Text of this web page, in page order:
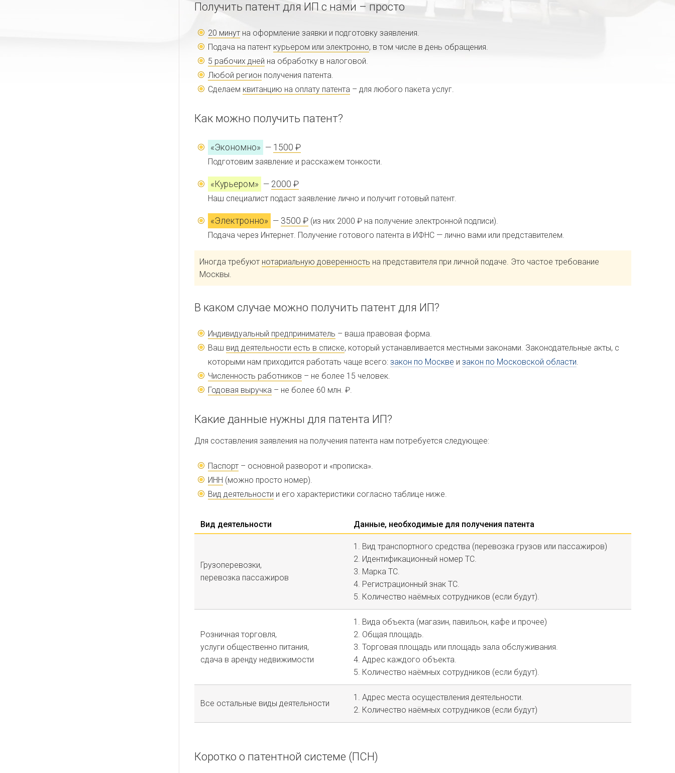
Получить патент для ИП с нами – просто
20 минут на оформление заявки и подготовку заявления.
Подача на патент курьером или электронно, в том числе в день обращения.
5 рабочих дней на обработку в налоговой.
Любой регион получения патента.
Сделаем квитанцию на оплату патента – для любого пакета услуг.
Как можно получить патент?
«Экономно» — 1500 ₽
Подготовим заявление и расскажем тонкости.
«Курьером» — 2000 ₽
Наш специалист подаст заявление лично и получит готовый патент.
«Электронно» — 3500 ₽ (из них 2000 ₽ на получение электронной подписи).
Подача через Интернет. Получение готового патента в ИФНС — лично вами или представителем.
Иногда требуют нотариальную доверенность на представителя при личной подаче. Это частое требование
Москвы.
В каком случае можно получить патент для ИП?
Индивидуальный предприниматель – ваша правовая форма.
Ваш вид деятельности есть в списке, который устанавливается местными законами. Законодательные акты, с
которыми нам приходится работать чаще всего: закон по Москве и закон по Московской области.
Численность работников – не более 15 человек.
Годовая выручка – не более 60 млн. ₽.
Какие данные нужны для патента ИП?
Для составления заявления на получения патента нам потребуется следующее:
Паспорт – основной разворот и «прописка».
ИНН (можно просто номер).
Вид деятельности и его характеристики согласно таблице ниже.
Вид деятельности Данные, необходимые для получения патента
Грузоперевозки,
перевозка пассажиров
1. Вид транспортного средства (перевозка грузов или пассажиров)
2. Идентификационный номер ТС.
3. Марка ТС.
4. Регистрационный знак ТС.
5. Количество наёмных сотрудников (если будут).
Розничная торговля,
услуги общественно питания,
сдача в аренду недвижимости
1. Вида объекта (магазин, павильон, кафе и прочее)
2. Общая площадь.
3. Торговая площадь или площадь зала обслуживания.
4. Адрес каждого объекта.
5. Количество наёмных сотрудников (если будут).
Все остальные виды деятельности
1. Адрес места осуществления деятельности.
2. Количество наёмных сотрудников (если будут)
Коротко о патентной системе (ПСН)